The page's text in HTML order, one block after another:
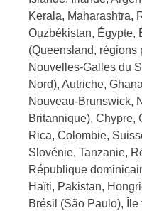
Kerala, Maharashtra,
Ouzbékistan, Égypte,
(Queensland, régions
Nouvelles-Galles du
Nord), Autriche,
Nouveau-Brunswick,
Britannique), Chypre,
Rica, Colombie,
Slovénie, Tanzanie,
République
Haïti, Pakistan,
Brésil (São Paulo),